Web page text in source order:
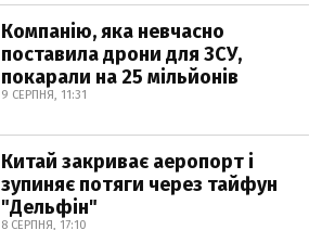
Компанію, яка невчасно
поставила дрони для ЗСУ,
покарали на 25 мільйонів
9 СЕРПНЯ, 11:31
Китай закриває аеропорт і
зупиняє потяги через тайфун
"Дельфін"
8 СЕРПНЯ, 17:10